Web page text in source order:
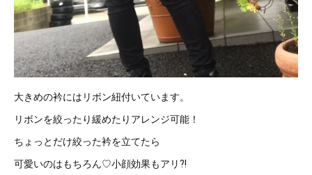
大きめの衿にはリボン紐付いています。
リボンを絞ったり緩めたりアレンジ可能！
ちょっとだけ絞った衿を立てたら
可愛いのはもちろん♡小顔効果もアリ⁈